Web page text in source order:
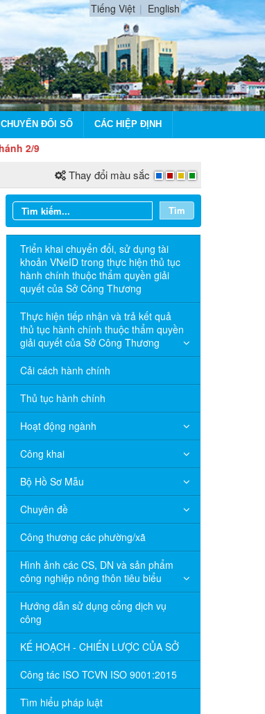
Tiếng Việt English
CHUYỂN ĐỔI SỐ CÁC HIỆP ĐỊNH
Thay đổi màu sắc
Tìm
Triển khai chuyển đổi, sử dụng tài
khoản VNeID trong thực hiện thủ tục
hành chính thuộc thẩm quyền giải
quyết của Sở Công Thương
Thực hiện tiếp nhận và trả kết quả
thủ tục hành chính thuộc thẩm quyền
giải quyết của Sở Công Thương
Cải cách hành chính
Thủ tục hành chính
Hoạt động ngành
Công khai
Bộ Hồ Sơ Mẫu
Chuyên đề
Công thương các phường/xã
Hình ảnh các CS, DN và sản phẩm
công nghiệp nông thôn tiêu biểu
Hướng dẫn sử dụng cổng dịch vụ
công
KẾ HOẠCH - CHIẾN LƯỢC CỦA SỞ
Công tác ISO TCVN ISO 9001:2015
Tìm hiểu pháp luật